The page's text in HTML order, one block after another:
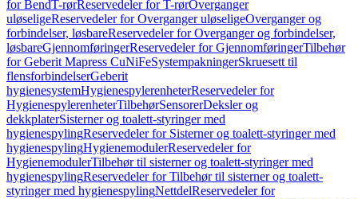
for BendT-rørReservedeler for T-rørOverganger
uløseligeReservedeler for Overganger uløseligeOverganger og
forbindelser, løsbareReservedeler for Overganger og forbindelser,
løsbareGjennomføringerReservedeler for GjennomføringerTilbehør
for Geberit Mapress CuNiFeSystempakningerSkruesett til
flensforbindelserGeberit
hygienesystemHygienespylerenheterReservedeler for
HygienespylerenheterTilbehørSensorerDeksler og
dekkplaterSisterner og toalett-styringer med
hygienespylingReservedeler for Sisterner og toalett-styringer med
hygienespylingHygienemodulerReservedeler for
HygienemodulerTilbehør til sisterner og toalett-styringer med
hygienespylingReservedeler for Tilbehør til sisterner og toalett-
styringer med hygienespylingNettdelReservedeler for